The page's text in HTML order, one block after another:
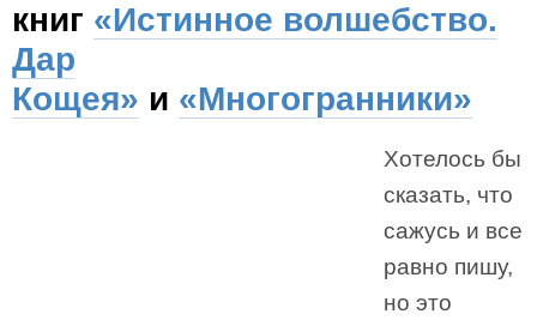
книг «Истинное волшебство.
Дар
Кощея» и «Многогранники»
Хотелось бы
сказать, что
сажусь и все
равно пишу,
но это